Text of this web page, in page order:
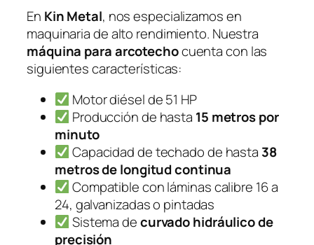
En Kin Metal, nos especializamos en
maquinaria de alto rendimiento. Nuestra
máquina para arcotechocuenta con las
siguientes características:
Motor diésel de 51 HP
Producción de hasta 15 metros por
minuto
Capacidad de techado de hasta 38
metros de longitud continua
Compatible con láminas calibre 16 a
24, galvanizadas o pintadas
Sistema decurvado hidráulico de
precisión